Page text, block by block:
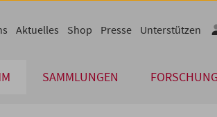
SAMMLUNGEN
Aktuelles Shop Presse Unterstützen